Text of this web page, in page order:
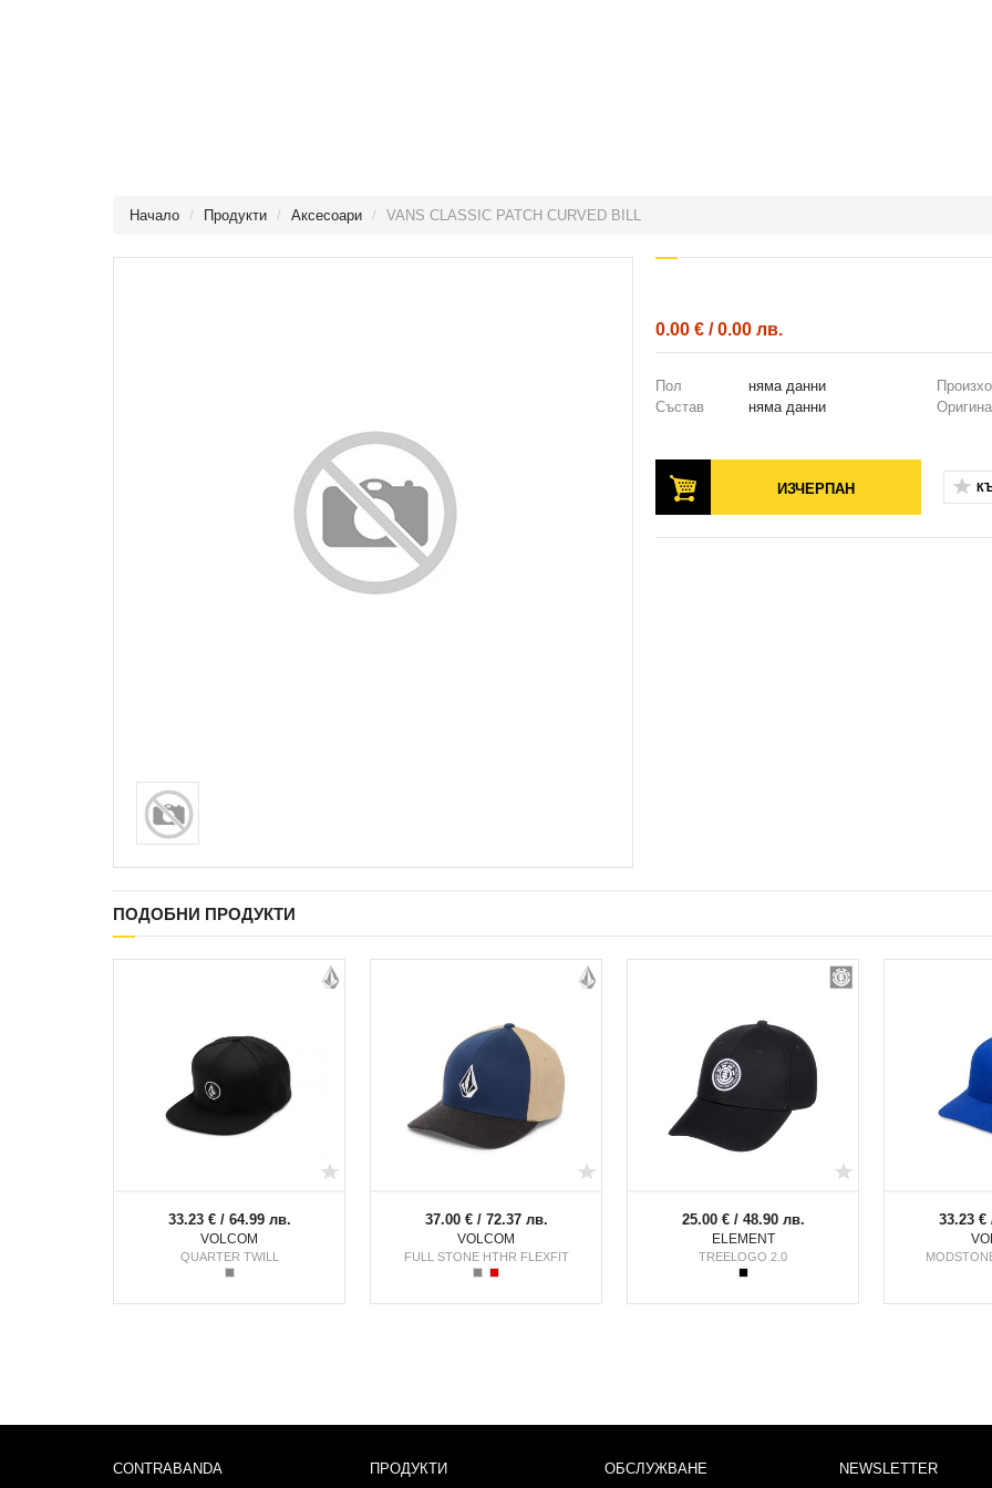
Начало Продукти Аксесоари VANS CLASSIC PATCH CURVED BILL
0.00 € / 0.00 лв.
Пол няма данни
Състав
няма данни
ИЗЧЕРПАН
ПОДОБНИ ПРОДУКТИ
33.23 € / 64.99 лв.
VOLCOM
QUARTER TWILL
37.00 € / 72.37 лв.
VOLCOM
FULL STONE HTHR FLEXFIT
25.00 € / 48.90 лв.
ELEMENT
TREELOGO 2.0
33.23 €
CONTRABANDA ПРОДУКТИ ОБСЛУЖВАНЕ NEWSLETTER